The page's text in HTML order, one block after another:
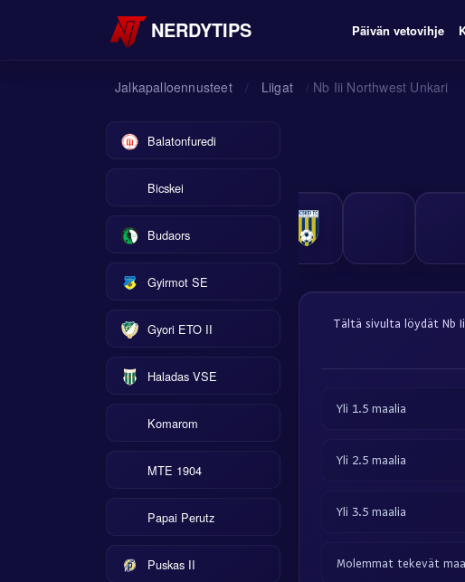
NERDYTIPS Päivän vetovihje
Jalkapalloennusteet / Liigat / Nb Iii Northwest Unkari
Balatonfuredi
Bicskei
Budaors
Gyirmot SE
Gyori ETO II
Haladas VSE
Komarom
MTE 1904
Papai Perutz
Puskas II
Tältä sivulta löydät Nb
Yli 1.5 maalia
Yli 2.5 maalia
Yli 3.5 maalia
Molemmat tekevät